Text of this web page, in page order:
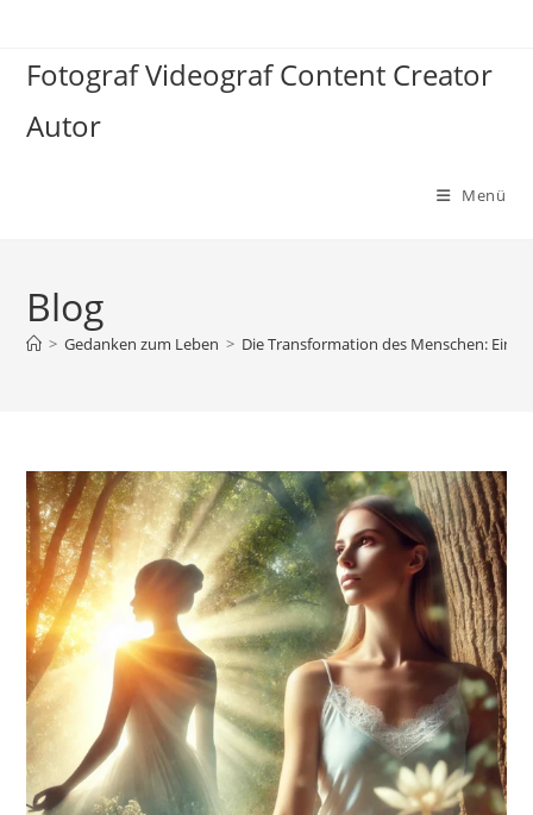
springen
Fotograf Videograf Content Creator
Autor
Menü
Blog
> Gedanken zum Leben > Die Transformation des Menschen: Ein